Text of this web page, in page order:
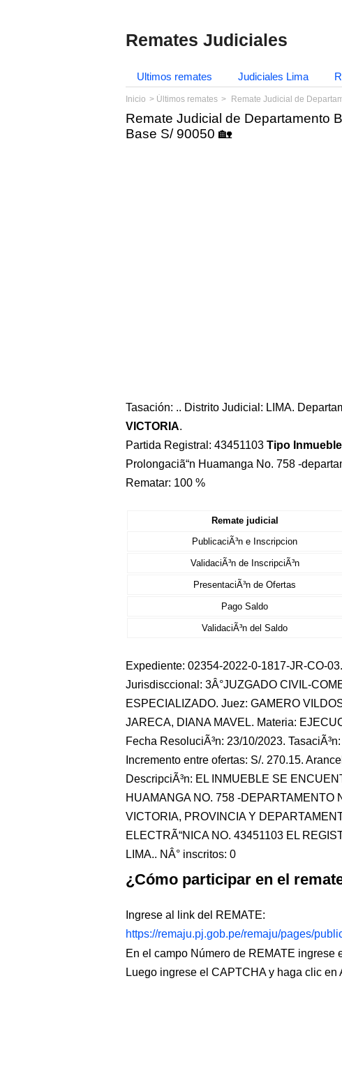
Remates Judiciales
Ultimos remates Judiciales Lima
Inicio Últimos remates Remate Judicial de
Remate Judicial de Departamento
Base S/ 90050 🏡
Tasación: .. Distrito Judicial: LIMA.
VICTORIA.
Partida Registral: 43451103 Tipo
Prolongaciã“n Huamanga No. 758 -
Rematar: 100 %
Remate judicial
PublicaciÃ³n e Inscripcion
ValidaciÃ³n de InscripciÃ³n
PresentaciÃ³n de Ofertas
Pago Saldo
ValidaciÃ³n del Saldo
Expediente: 02354-2022-0-1817-JR-CO-
Jurisdisccional: 3Â°JUZGADO CIVIL-
ESPECIALIZADO. Juez: GAMERO
JARECA, DIANA MAVEL. Materia:
Fecha ResoluciÃ³n: 23/10/2023.
Incremento entre ofertas: S/. 270.15.
DescripciÃ³n: EL INMUEBLE SE
HUAMANGA NO. 758 -DEPARTAMENTO
VICTORIA, PROVINCIA Y
ELECTRÃ“NICA NO. 43451103 EL
LIMA.. NÂ° inscritos: 0
¿Cómo participar en el
Ingrese al link del REMATE:
https://remaju.pj.gob.pe/remaju/pages/
En el campo Número de REMATE ingrese
Luego ingrese el CAPTCHA y haga clic en